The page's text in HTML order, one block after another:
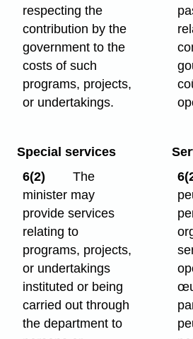
respecting the
contribution by the
government to the
costs of such
programs, projects,
or undertakings.
Special services
6(2)
The
minister may
provide services
relating to
programs, projects,
or undertakings
instituted or being
carried out through
the department to